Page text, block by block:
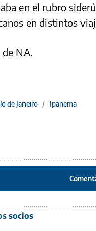
en el rubro
en distintos
NA.
de Janeiro / Ipanema
socios